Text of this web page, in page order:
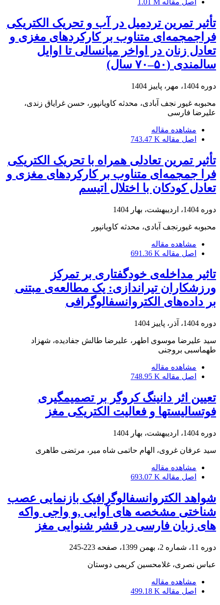
تأثیر تمرین تردمیل در آب و تحریک الکتریکی
فراجمجمه‌ای متناوب بر کارکردهای مغزی و
تعادل زنان در اواخر میانسالی تا اوایل
سالمندی (۵۰–۷۰ سال)
دوره 1404، مهر، پاییز 1404
محبوبه غیور نجف آبادی، محدثه کاویانپور، حسن غرایاق زندی،
علیرضا فارسی
مشاهده مقاله
اصل مقاله 743.47 K
تأثیر تمرین تعادلی همراه با تحریک الکتریکی
فرا جمجمه‌ای متناوب بر کارکردهای مغزی و
تعادل کودکان با اختلال اتیسم
دوره 1404، اردیبهشت، بهار 1404
محبوبه غیورنجف آبادی، محدثه کاویانپور
مشاهده مقاله
اصل مقاله 691.36 K
تاثیر مداخله‌ی خودگفتاری بر تمرکز
ورزشکاران تیراندازی: یک مطالعه‌ی مبتنی
بر داده‌های الکتروانسفالوگرافی
دوره 1404، آذر، پاییز 1404
سید علیرضا موسوی اطهر، علیرضا طالش جفادیده، شهزاد
طهماسبی بروجنی
مشاهده مقاله
اصل مقاله 748.95 K
تعیین اثر دانینگ کروگر بر تصمیمگیری
فوتسالیستها و فعالیت الکتریکی مغز
دوره 1404، اردیبهشت، بهار 1404
سید عرفان غروی، الهام حاتمی شاه میر، مرتضی طاهری
مشاهده مقاله
اصل مقاله 693.07 K
شواهد الکتروانسفالوگرافیک بازنمایی عصب
شناختی مشخصه های آوایی ,و واجی واکه
های زبان فارسی در قشر شنوایی مغز
دوره 11، شماره 2، بهمن 1399، صفحه 223-245
عباس نصری، غلامحسین کریمی دوستان
مشاهده مقاله
اصل مقاله 499.18 K